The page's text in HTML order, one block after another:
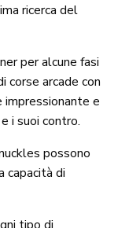
ricerca del
per alcune fasi
corse arcade con
impressionante e
i suoi contro.
possono
capacità di
tipo di